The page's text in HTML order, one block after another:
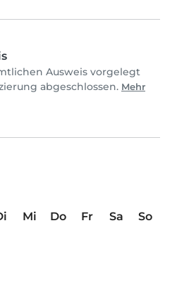
Ausweis vorgelegt
abgeschlossen. Mehr
Mi Do Fr Sa
So